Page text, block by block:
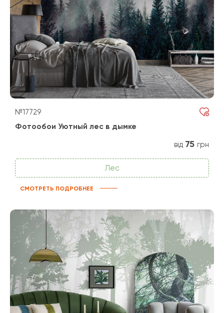
№17729
Фотообои Уютный лес в дымке
від 75 грн
Лес
СМОТРЕТЬ ПОДРОБНЕЕ